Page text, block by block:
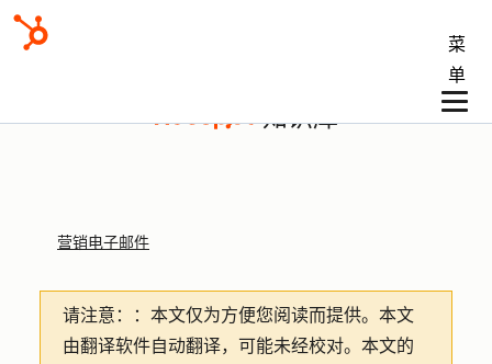
菜
单
知识库
营销电子邮件
请注意： ：本文仅为方便您阅读而提供。 本文
由翻译软件自动翻译，可能未经校对。本文的